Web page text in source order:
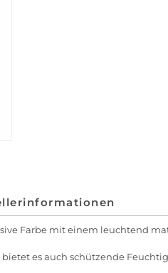
Farbe mit einem leuchtend
es auch schützende